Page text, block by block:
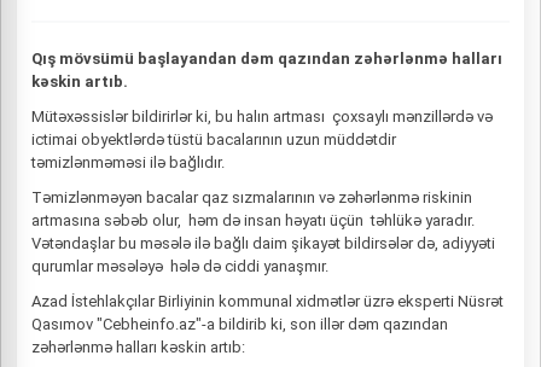
Qış mövsümü başlayandan dəm qazından zəhərlənmə halları
kəskin artıb.
Mütəxəssislər bildirirlər ki, bu halın artması çoxsaylı mənzillərdə və
ictimai obyektlərdə tüstü bacalarının uzun müddətdir
təmizlənməməsi ilə bağlıdır.
Təmizlənməyən bacalar qaz sızmalarının və zəhərlənmə riskinin
artmasına səbəb olur, həm də insan həyatı üçün təhlükə yaradır.
Vətəndaşlar bu məsələ ilə bağlı daim şikayət bildirsələr də, adiyyəti
qurumlar məsələyə hələ də ciddi yanaşmır.
Azad İstehlakçılar Birliyinin kommunal xidmətlər üzrə eksperti Nüsrət
Qasımov "Cebheinfo.az"-a bildirib ki, son illər dəm qazından
zəhərlənmə halları kəskin artıb: